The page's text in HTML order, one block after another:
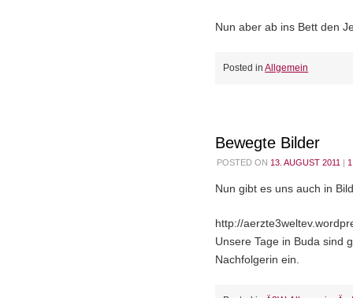
Nun aber ab ins Bett den
Posted in Allgemein
Bewegte Bilder
POSTED ON 13. AUGUST 2011 |
Nun gibt es uns auch in
http://
Unsere Tage in Buda sind
Nachfolgerin ein.